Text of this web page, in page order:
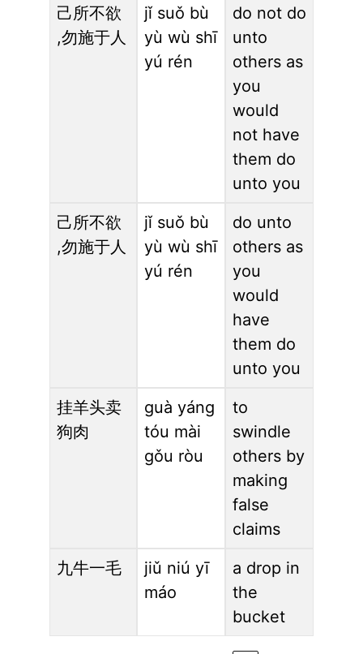
己所不欲
,勿施于人
jǐ suǒ bù
yù wù shī
yú rén
do not do
unto
others as
you
would
not have
them do
unto you
己所不欲
,勿施于人
jǐ suǒ bù
yù wù shī
yú rén
do unto
others as
you
would
have
them do
unto you
挂羊头卖
狗肉
guà yáng
tóu mài
gǒu ròu
to
swindle
others by
making
false
claims
九牛一毛
jiǔ niú yī
máo
a drop in
the
bucket